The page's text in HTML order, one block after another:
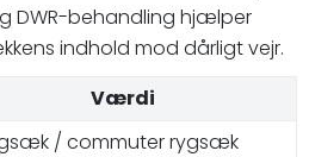
DWR-behandling hjælper
indhold mod dårligt vejr.
Værdi
/ commuter rygsæk